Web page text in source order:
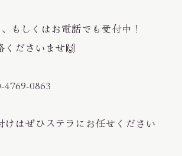
もしくはお電話でも受付中！
くださいませ🙌
0863
けはぜひステラにお任せください